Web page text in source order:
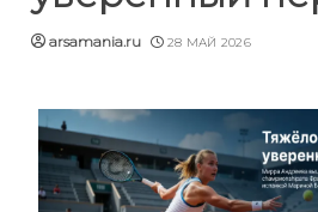
arsamania.ru 28 МАЙ 2026